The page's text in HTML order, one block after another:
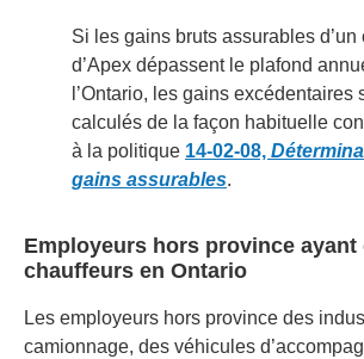
Si les gains bruts assurables d’un
d’Apex dépassent le plafond
l’Ontario, les gains excédentaires
calculés de la façon habituelle
à la politique 14-02-08,
gains assurables.
Employeurs hors province ayant
chauffeurs en Ontario
Les employeurs hors province des
camionnage, des véhicules